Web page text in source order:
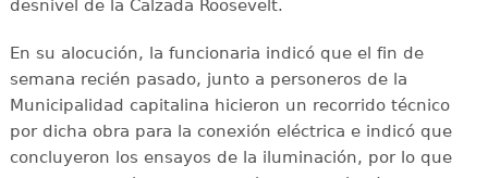
desnivel de la Calzada Roosevelt.
En su alocución, la funcionaria indicó que el fin de
semana recién pasado, junto a personeros de la
Municipalidad capitalina hicieron un recorrido técnico
por dicha obra para la conexión eléctrica e indicó que
concluyeron los ensayos de la iluminación, por lo que